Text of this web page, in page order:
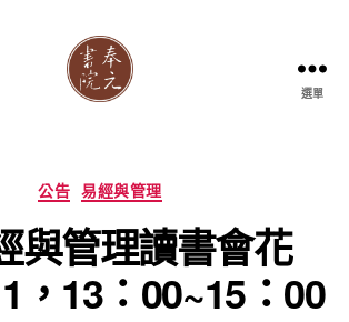
院
選單
分
類
公告 易經與管理
與管理讀書會花
，13：00~15：00